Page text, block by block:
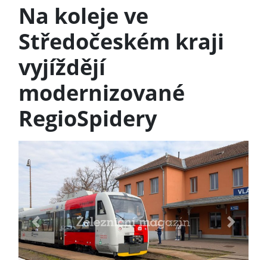
Na koleje ve
Středočeském kraji
vyjíždějí
modernizované
RegioSpidery
Previous Next